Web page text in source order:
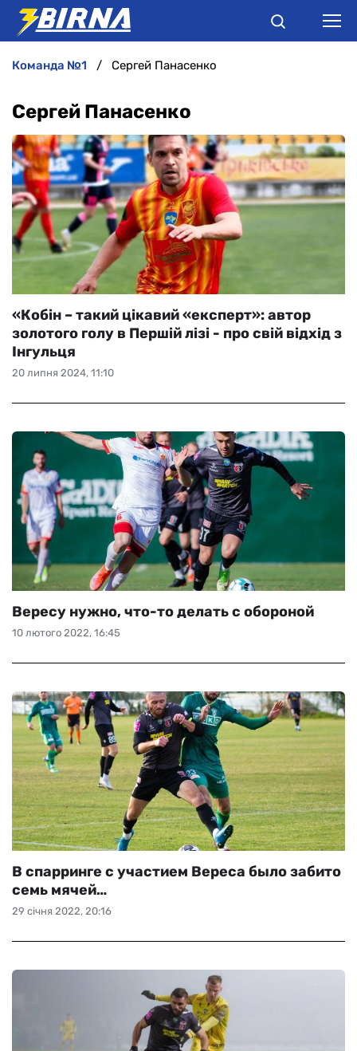
АНАЛІТИКА
ІНТЕРВ'Ю
РІЗНЕ
БУКМЕКЕРИ
команда №1 Сергей Панасенко
Сергей Панасенко
20 липня 2024, 11:10
«Кобін – такий цікавий «експерт»: автор
золотого голу в Першій лізі - про свій відхід з
Інгульця
10 лютого 2022, 16:45
Вересу нужно, что-то делать с обороной
29 січня 2022, 20:16
В спарринге с участием Вереса было забито
семь мячей…